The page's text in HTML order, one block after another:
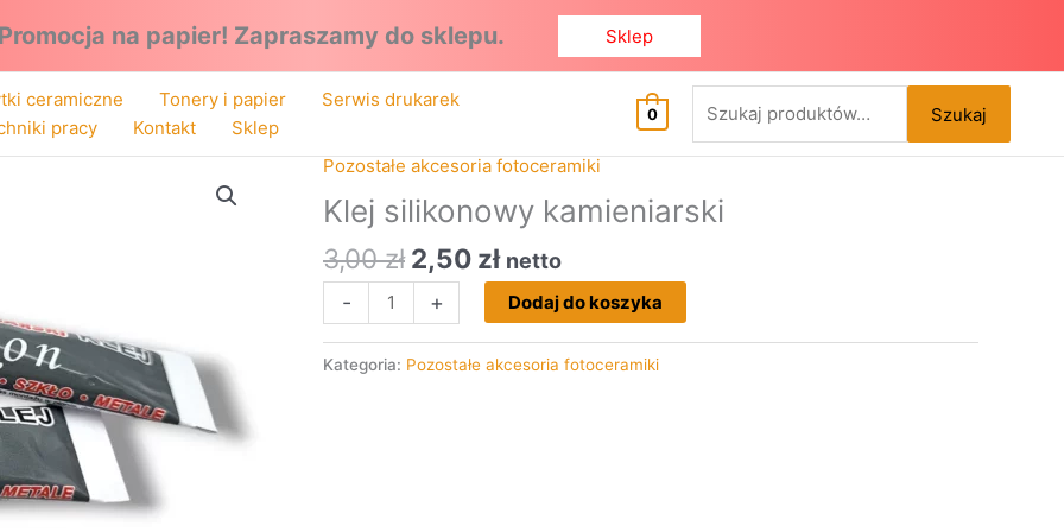
Promocja na papier! Zapraszamy do sklepu. Sklep
ceramiczne Tonery i papier
Serwis drukarek
pracy
Kontakt Sklep
0
Szukaj:
Szukaj
Pozostałe akcesoria fotoceramiki
Klej silikonowy kamieniarski
3,00zł
Pierwotna
cena
wynosiła:
3,00 zł.
2,50 zł
Aktualna
cena
wynosi:
2,50 zł.
netto
-
ilość
Klej
silikonowy
kamieniarski
+ Dodaj do koszyka
Kategoria: Pozostałe akcesoria fotoceramiki